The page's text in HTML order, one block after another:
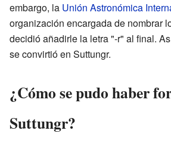
embargo, la Unión Astronómica
organización encargada de nombrar
decidió añadirle la letra "-r" al final.
se convirtió en Suttungr.
¿Cómo se pudo haber
Suttungr?